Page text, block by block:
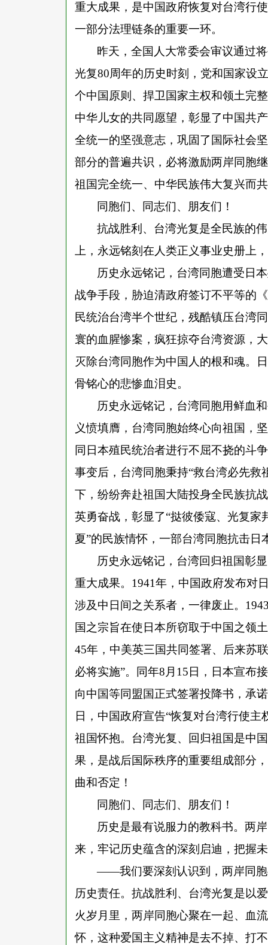
重大成果，是中国政府恢复对台湾行
一部分法理链条的重要一环。
昨天，全国人大常委会审议通过
光复80周年的历史时刻，党和国家设
个中国原则、捍卫国家主权和领土完
中华儿女的共同愿望，彰显了中国共
全统一的坚强意志，巩固了国际社会
部分的普遍共识，必将激励两岸同胞
祖国完全统一、中华民族伟大复兴而
同胞们、同志们、朋友们！
抗战胜利、台湾光复是全民族的
上，永远铭刻在人类正义事业史册上
历史永远铭记，台湾同胞遭受日
战争手段，胁迫清政府签订不平等的
民统治台湾半个世纪，残酷镇压台湾
寰的血腥惨案，疯狂掠夺台湾资源，
灭除台湾同胞作为中国人的根和魂。
骨铭心的悲惨血泪史。
历史永远铭记，台湾同胞用鲜血
义愤填膺，台湾同胞始终心向祖国，
同日本殖民统治者进行不屈不挠的斗
事变后，台湾同胞秉持“救台湾必先
下，纷纷奔赴祖国大陆投身全民族抗
英勇奋战，彰显了“挞彼倭寇、光复家
夏”的民族情怀，一部台湾同胞抗击
历史永远铭记，台湾回归祖国彰
重大成果。 1941年，中国政府发布对
涉及中日间之关系者，一律废止。
国之宗旨在使日本所窃取于中国之领
45年，中美英三国共同签署、后来苏
必将实施”。同年8月15日，日本宣布
向中国等同盟国正式签署投降书，承
日，中国政府宣告“恢复对台湾行使
祖国怀抱。台湾光复、回归祖国是中
果，是战后国际秩序的重要组成部分
曲和否定！
同胞们、同志们、朋友们！
历史是最有说服力的教科书。两
来，牢记历史蕴含的深刻启迪，把握
——我们要深刻认识到，两岸同胞
历史责任。抗战胜利、台湾光复是以
火岁月里，两岸同胞心聚在一起、血
怀，这种爱国主义精神是去不掉、打